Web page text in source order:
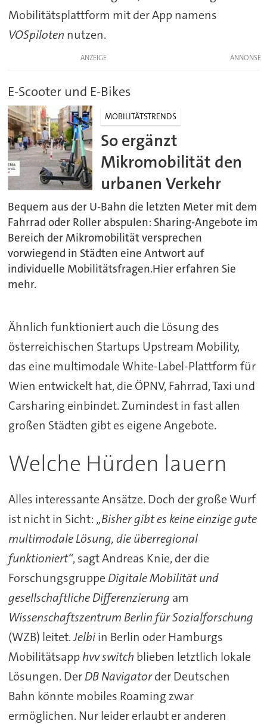
Mobilitätsplattform mit der App namens
VOSpiloten nutzen.
ANZEIGE
E-Scooter und E-Bikes
MOBILITÄTSTRENDS
So ergänzt
Mikromobilität den
urbanen Verkehr
Bequem aus der U-Bahn die letzten Meter mit dem
Fahrrad oder Roller abspulen: Sharing-Angebote im
Bereich der Mikromobilität versprechen
vorwiegend in Städten eine Antwort auf
individuelle Mobilitätsfragen.Hier erfahren Sie
mehr.
Ähnlich funktioniert auch die Lösung des
österreichischen Startups Upstream Mobility,
das eine multimodale White-Label-Plattform für
Wien entwickelt hat, die ÖPNV, Fahrrad, Taxi und
Carsharing einbindet. Zumindest in fast allen
großen Städten gibt es eigene Angebote.
Welche Hürden lauern
Alles interessante Ansätze. Doch der große Wurf
ist nicht in Sicht: „Bisher gibt es keine einzige gute
multimodale Lösung, die überregional
funktioniert“, sagt Andreas Knie, der die
Forschungsgruppe Digitale Mobilität und
gesellschaftliche Differenzierung am
Wissenschaftszentrum Berlin für Sozialforschung
(WZB) leitet.Jelbiin Berlin oder Hamburgs
Mobilitätsapphvv switch blieben letztlich lokale
Lösungen. DerDB Navigatorder Deutschen
Bahn könnte mobiles Roaming zwar
ermöglichen. Nur leider erlaubt er anderen